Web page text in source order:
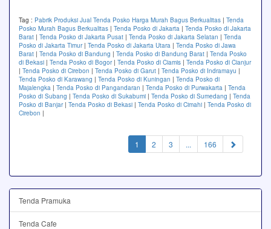
Tag : Pabrik Produksi Jual Tenda Posko Harga Murah Bagus Berkualitas | Tenda
Posko Murah Bagus Berkualitas | Tenda Posko di Jakarta | Tenda Posko di Jakarta
Barat | Tenda Posko di Jakarta Pusat | Tenda Posko di Jakarta Selatan | Tenda
Posko di Jakarta Timur| Tenda Posko di Jakarta Utara | Tenda Posko di Jawa
Barat | Tenda Posko di Bandung | Tenda Posko di Bandung Barat | Tenda Posko
di Bekasi | Tenda Posko di Bogor| Tenda Posko di Ciamis | Tenda Posko di Cianjur
| Tenda Posko di Cirebon | Tenda Posko di Garut | Tenda Posko di Indramayu |
Tenda Posko di Karawang | Tenda Posko di Kuningan | Tenda Posko di
Majalengka | Tenda Posko di Pangandaran | Tenda Posko di Purwakarta | Tenda
Posko di Subang | Tenda Posko di Sukabumi | Tenda Posko di Sumedang | Tenda
Posko di Banjar| Tenda Posko di Bekasi | Tenda Posko di Cimahi | Tenda Posko di
Cirebon |
1 (current)
2 3 ... 166
Tenda Pramuka
Tenda Cafe